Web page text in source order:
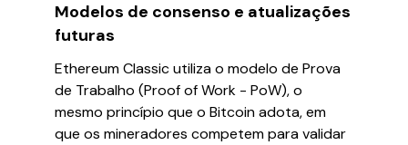
Modelos de consenso e atualizações
futuras
Ethereum Classic utiliza o modelo de Prova
de Trabalho (Proof of Work - PoW), o
mesmo princípio que o Bitcoin adota, em
que os mineradores competem para validar